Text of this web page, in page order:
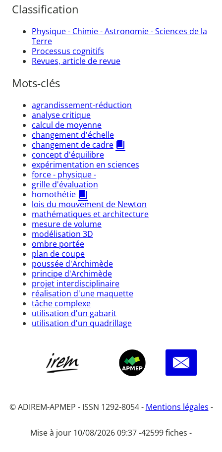
Classification
Physique - Chimie - Astronomie - Sciences de la
Terre
Processus cognitifs
Revues, article de revue
Mots-clés
agrandissement-réduction
analyse critique
calcul de moyenne
changement d'échelle
changement de cadre
concept d'équilibre
expérimentation en sciences
force - physique -
grille d'évaluation
homothétie
lois du mouvement de Newton
mathématiques et architecture
mesure de volume
modélisation 3D
ombre portée
plan de coupe
poussée d'Archimède
principe d'Archimède
projet interdisciplinaire
réalisation d'une maquette
tâche complexe
utilisation d'un gabarit
utilisation d'un quadrillage
© ADIREM-APMEP - ISSN 1292-8054 - Mentions légales -
Mise à jour 10/08/2026 09:37 -42599 fiches -